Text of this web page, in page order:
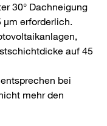
30° Dachneigung
erforderlich.
auf 45
bei
mehr den